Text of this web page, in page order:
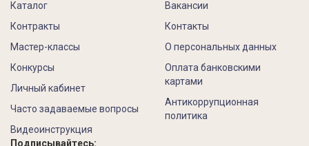
Каталог
Контракты
Вакансии
Контакты
Мастер-классы
Конкурсы
Личный кабинет
Часто задаваемые вопросы
Видеоинструкция
О персональных данных
Оплата банковскими
картами
Антикоррупционная
политика
Подписывайтесь: